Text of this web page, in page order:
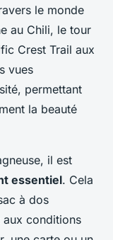
le monde
au Chili, le tour
Crest Trail aux
vues
permettant
la beauté
il est
essentiel. Cela
à dos
conditions